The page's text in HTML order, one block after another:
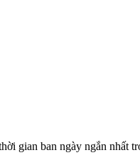
gian ban ngày ngắn nhất